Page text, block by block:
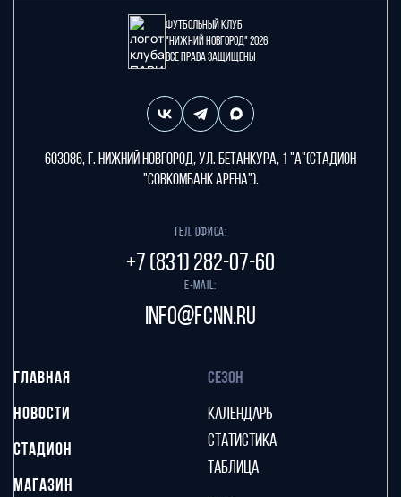
Футбольный клуб
"Нижний Новгород" 2026
Все права защищены
603086, г. Нижний Новгород, ул. Бетанкура, 1 "А"(стадион
"СОВКОМБАНК АРЕНА").
Тел. офиса:
+7 (831) 282-07-60
E-mail:
info@fcnn.ru
ГЛАВНАЯ
НОВОСТИ
СТАДИОН
МАГАЗИН
СЕЗОН
КАЛЕНДАРЬ
СТАТИСТИКА
ТАБЛИЦА